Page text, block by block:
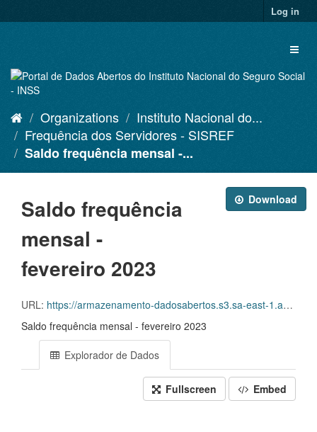
to
Log in
Organizations
Instituto Nacional do...
Frequência dos Servidores - SISREF
Saldo frequência mensal -...
Download
Saldo frequência
mensal -
fevereiro 2023
URL: https://armazenamento-dadosabertos.s3.sa-east-1.amazonaws.com/Plano+2016_2018_Grupos+de+dados/INSS+-+Frequ%C3%AAncia+dos+Servidores+-+SISREF/D.SRF.FQS.001.ACSINSS.202302.csv
Saldo frequência mensal - fevereiro 2023
Explorador de Dados
Fullscreen Embed